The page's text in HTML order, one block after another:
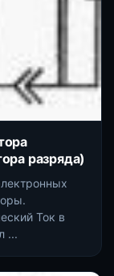
разряда)
Ток в
...